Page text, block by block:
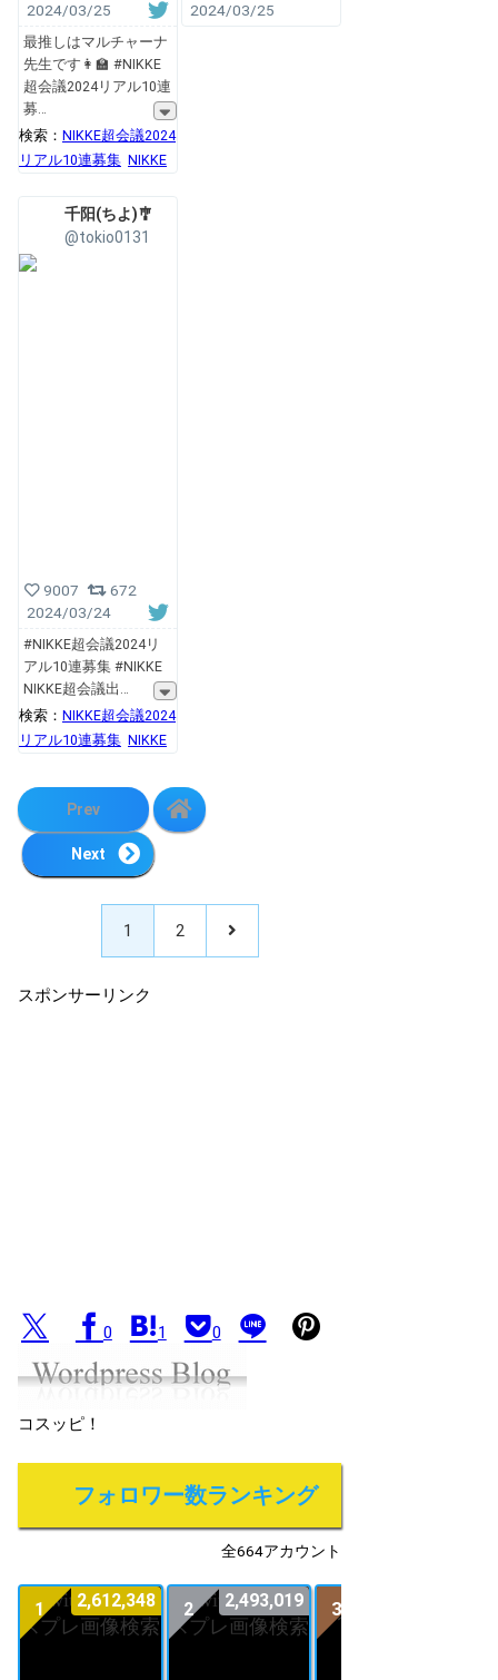
2024/03/25
最推しはマルチャーナ
先生です👩‍🏫 #NIKKE
超会議2024リアル10連
募
検索： NIKKE超会議2024
リアル10連募集 NIKKE
2024/03/25
千阳(ちよ)🎐
@tokio0131
9007
672
2024/03/24
#NIKKE超会議2024リ
アル10連募集 #NIKKE
NIKKE超会議出
検索： NIKKE超会議2024
リアル10連募集 NIKKE
Prev
Next
1 2
スポンサーリンク
0 1 0
コスッピ！
フォロワー数ランキング
全664アカウント
1 2,612,348 2 2,493,019 3